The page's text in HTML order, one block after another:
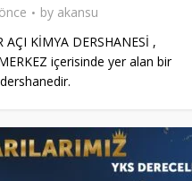
by akansu
AÇI KİMYA DERSHANESİ ,
içerisinde yer alan bir
dershanedir.